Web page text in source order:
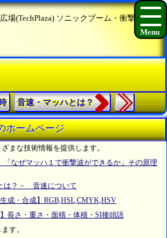
場(TechPlaza) ソニックブーム・衝撃波
音速・マッハとは？
ホームページ
まな技術情報を提供します。
「なぜマッハ１で衝撃波ができるか」その原理
は？－ 音速について
生成・合成】RGB,HSL,CMYK,HSV
】長さ・重さ・面積・体積・SI接頭語
す。